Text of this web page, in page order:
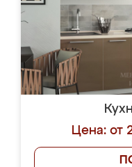
Цена: от